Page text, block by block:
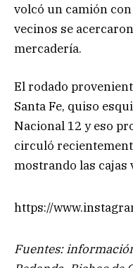
volcó un camión
vecinos se
mercadería.
El rodado
Santa Fe, quiso
Nacional 12 y eso
circuló
mostrando las cajas
https://
Fuentes: